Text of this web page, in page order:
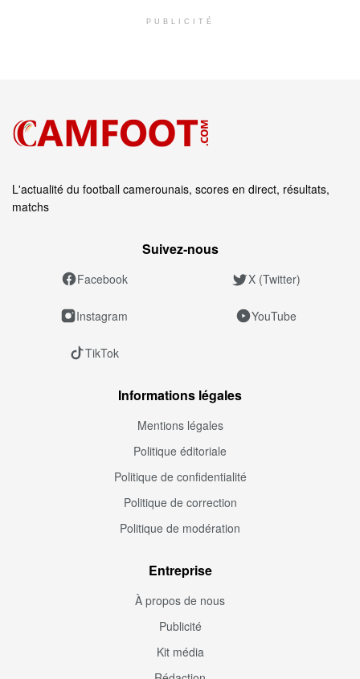
PUBLICITÉ
L'actualité du football camerounais, scores en direct, résultats,
matchs
Suivez‑nous
Facebook X (Twitter)
Instagram YouTube
TikTok
Informations légales
Mentions légales
Politique éditoriale
Politique de confidentialité
Politique de correction
Politique de modération
Entreprise
À propos de nous
Publicité
Kit média